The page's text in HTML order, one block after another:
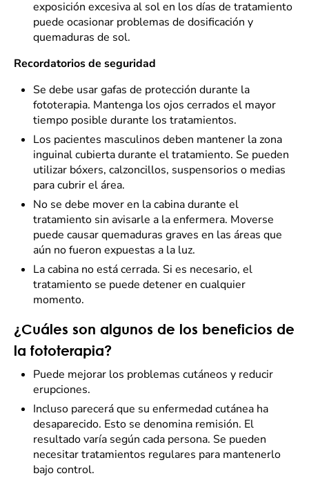
exposición excesiva al sol en los días de tratamiento
puede ocasionar problemas de dosificación y
quemaduras de sol.
Recordatorios de seguridad
Se debe usar gafas de protección durante la
fototerapia. Mantenga los ojos cerrados el mayor
tiempo posible durante los tratamientos.
Los pacientes masculinos deben mantener la zona
inguinal cubierta durante el tratamiento. Se pueden
utilizar bóxers, calzoncillos, suspensorios o medias
para cubrir el área.
No se debe mover en la cabina durante el
tratamiento sin avisarle a la enfermera. Moverse
puede causar quemaduras graves en las áreas que
aún no fueron expuestas a la luz.
La cabina no está cerrada. Si es necesario, el
tratamiento se puede detener en cualquier
momento.
¿Cuáles son algunos de los beneficios de
la fototerapia?
Puede mejorar los problemas cutáneos y reducir
erupciones.
Incluso parecerá que su enfermedad cutánea ha
desaparecido. Esto se denomina remisión. El
resultado varía según cada persona. Se pueden
necesitar tratamientos regulares para mantenerlo
bajo control.